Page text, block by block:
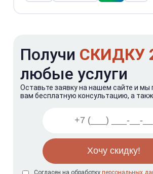
Получи СКИДКУ
любые услуги
Оставьте заявку на нашем сайте и мы
вам бесплатную консультацию, а
Согласен на обработку персональных